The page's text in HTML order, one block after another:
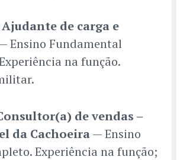
Ajudante de carga e
Ensino Fundamental
na função.
de vendas –
da Cachoeira— Ensino
Experiência na função;